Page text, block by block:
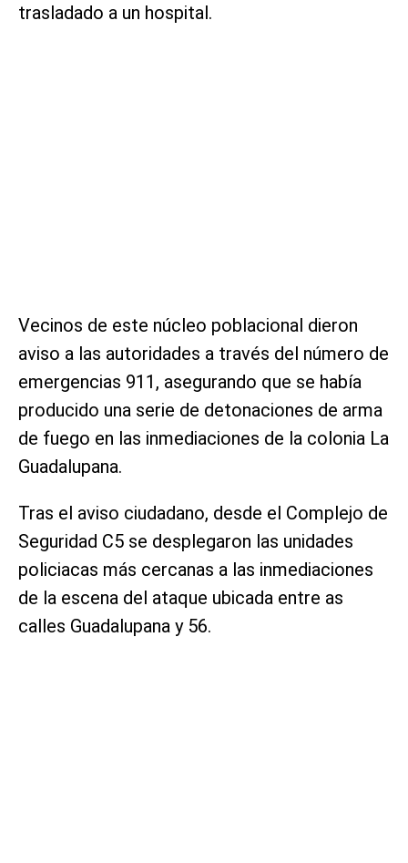
trasladado a un hospital.
Vecinos de este núcleo poblacional dieron
aviso a las autoridades a través del número de
emergencias 911, asegurando que se había
producido una serie de detonaciones de arma
de fuego en las inmediaciones de la colonia La
Guadalupana.
Tras el aviso ciudadano, desde el Complejo de
Seguridad C5 se desplegaron las unidades
policiacas más cercanas a las inmediaciones
de la escena del ataque ubicada entre as
calles Guadalupana y 56.